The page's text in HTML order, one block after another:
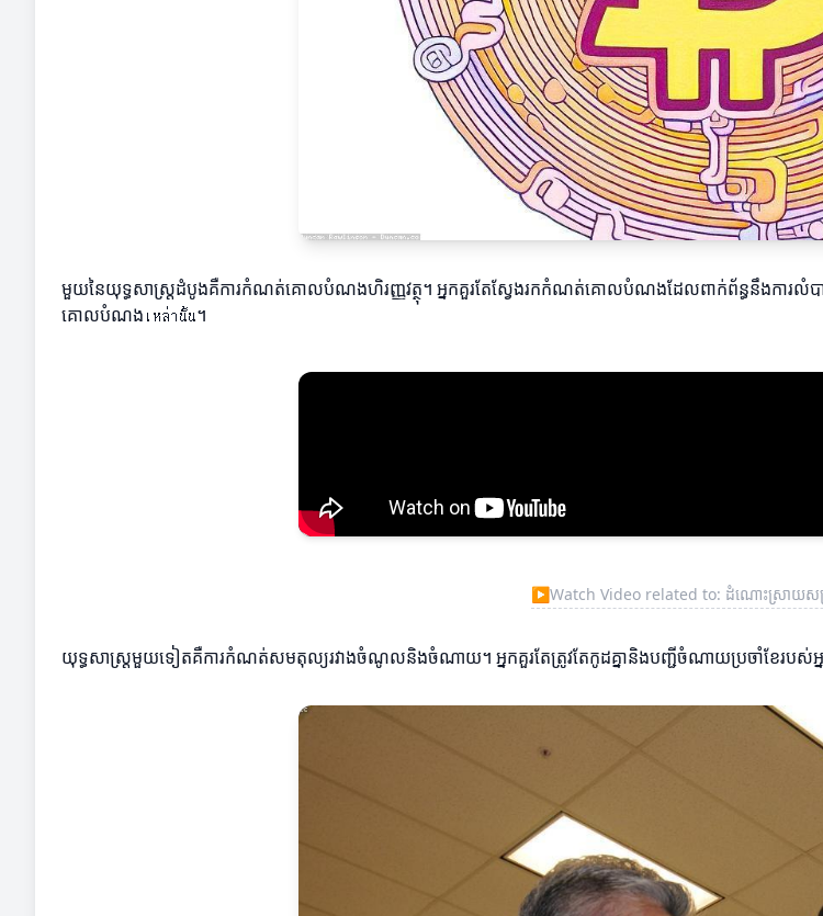
មួយនៃយុទ្ធសាស្ត្រដំបូងគឺការកំណត់គោលបំណងហិរញ្ញវត្ថុ។ អ្នកគួរតែស្វែងរកកំណត់គោលបំណងដែលពាក់ព័ន្ធនឹងការលំបាកប្
គោលបំណងเหล่านั้น។
▶Watch Video related to: ដំណោះស្រាយសម្រ
យុទ្ធសាស្ត្រមួយទៀតគឺការកំណត់សមតុល្យរវាងចំណូលនិងចំណាយ។ អ្នកគួរតែត្រូវតែកូដគ្នានិងបញ្ជីចំណាយប្រចាំខែរប